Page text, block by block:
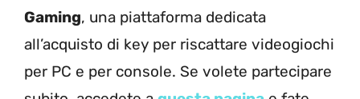
Gaming, una piattaforma dedicata
all’acquisto di key per riscattare videogiochi
per PC e per console. Se volete partecipare